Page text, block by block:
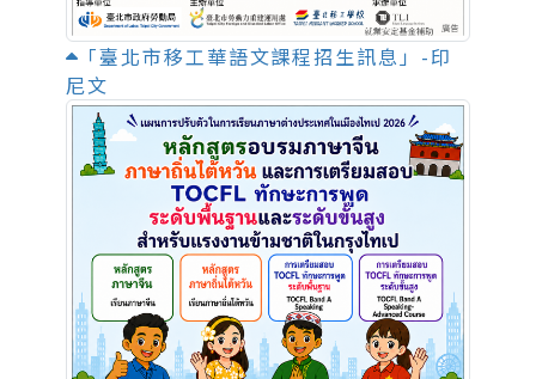
「臺北市移工華語文課程招生訊息」-印
尼文